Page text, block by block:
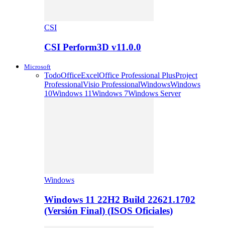
CSI
CSI Perform3D v11.0.0
Microsoft
TodoOfficeExcelOffice Professional PlusProject
ProfessionalVisio ProfessionalWindowsWindows
10Windows 11Windows 7Windows Server
Windows
Windows 11 22H2 Build 22621.1702
(Versión Final) (ISOS Oficiales)